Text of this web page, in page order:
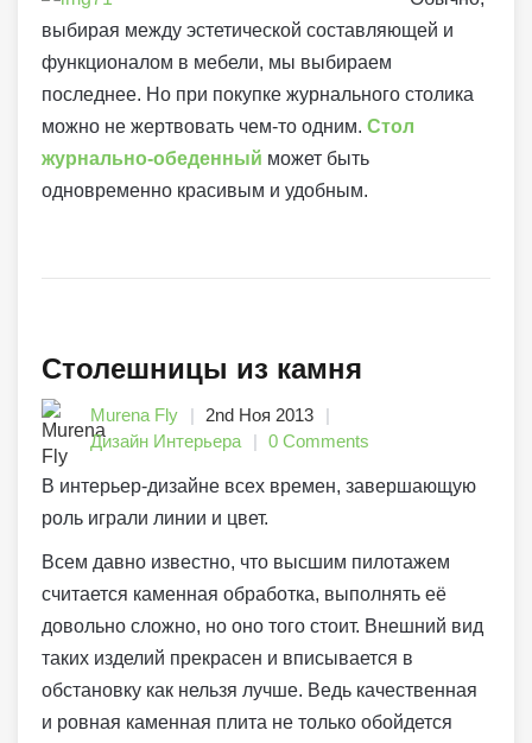
выбирая между эстетической составляющей и
функционалом в мебели, мы выбираем
последнее. Но при покупке журнального столика
можно не жертвовать чем-то одним. Стол
журнально-обеденный может быть
одновременно красивым и удобным.
Столешницы из камня
Murena Fly
2nd Ноя 2013
Дизайн Интерьера
0 Comments
В интерьер-дизайне всех времен, завершающую
роль играли линии и цвет.
Всем давно известно, что высшим пилотажем
считается каменная обработка, выполнять её
довольно сложно, но оно того стоит. Внешний вид
таких изделий прекрасен и вписывается в
обстановку как нельзя лучше. Ведь качественная
и ровная каменная плита не только обойдется